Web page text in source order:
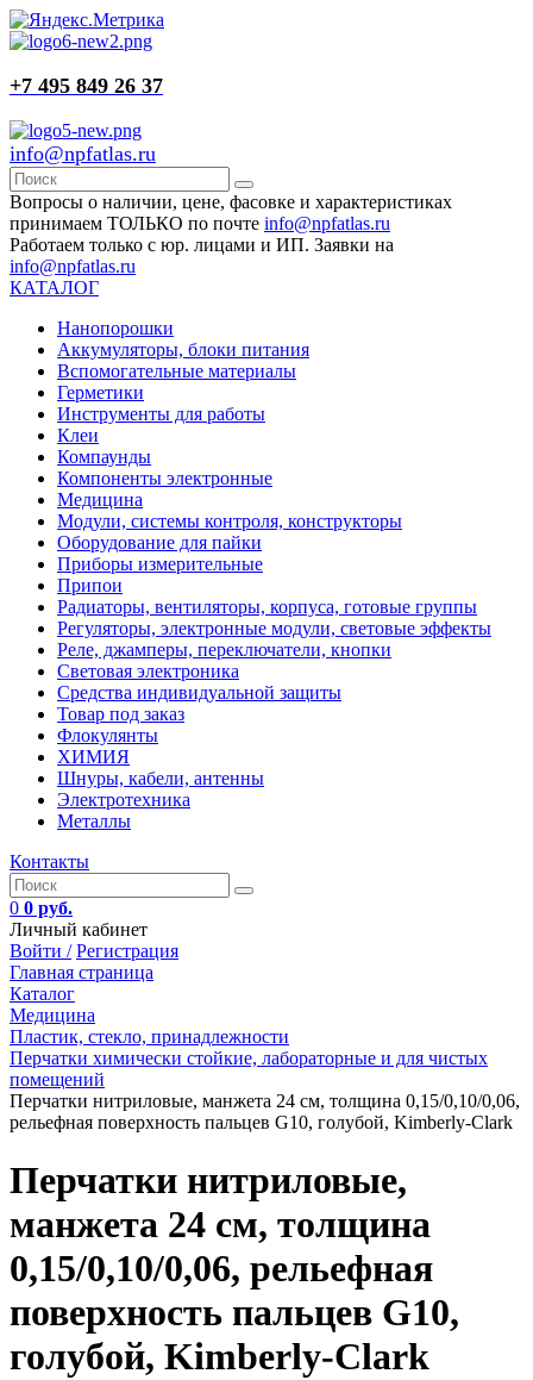
+7 495 849 26 37
info@npfatlas.ru
Вопросы о наличии, цене, фасовке и характеристиках
принимаем ТОЛЬКО по почте info@npfatlas.ru
Работаем только с юр. лицами и ИП. Заявки на
info@npfatlas.ru
КАТАЛОГ
Нанопорошки
Аккумуляторы, блоки питания
Вспомогательные материалы
Герметики
Инструменты для работы
Клеи
Компаунды
Компоненты электронные
Медицина
Модули, системы контроля, конструкторы
Оборудование для пайки
Приборы измерительные
Припои
Радиаторы, вентиляторы, корпуса, готовые группы
Регуляторы, электронные модули, световые эффекты
Реле, джамперы, переключатели, кнопки
Световая электроника
Средства индивидуальной защиты
Товар под заказ
Флокулянты
ХИМИЯ
Шнуры, кабели, антенны
Электротехника
Металлы
Контакты
0 0 руб.
Личный кабинет
Войти / Регистрация
Главная страница
Каталог
Медицина
Пластик, стекло, принадлежности
Перчатки химически стойкие, лабораторные и для чистых
помещений
Перчатки нитриловые, манжета 24 см, толщина 0,15/0,10/0,06,
рельефная поверхность пальцев G10, голубой, Kimberly-Clark
Перчатки нитриловые,
манжета 24 см, толщина
0,15/0,10/0,06, рельефная
поверхность пальцев G10,
голубой, Kimberly-Clark